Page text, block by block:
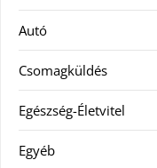
Autó
Csomagküldés
Egészség-Életvitel
Egyéb